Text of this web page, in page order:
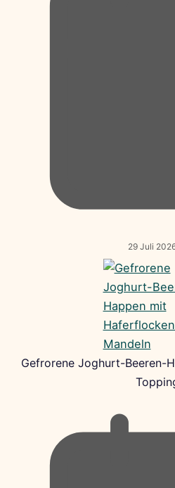
29 Juli
Gefrorene Joghurt-Beeren-